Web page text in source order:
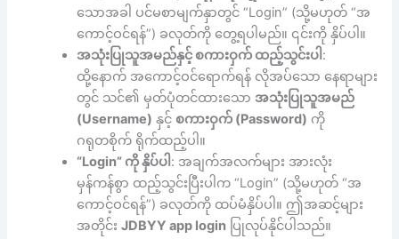
သောအခါ ပင်မစာမျက်နှာတွင် “Login” (သို့မဟုတ် “အ
ကောင့်ဝင်ရန်”) ခလုတ်ကို တွေ့ရပါမည်။ ၎င်းကို နှိပ်ပါ။
အသုံးပြုသူအမည်နှင့် စကားဝှက် ထည့်သွင်းပါ :
ထို့နောက် အကောင့်ဝင်ရောက်ရန် လိုအပ်သော နေရာများ
တွင် သင်၏ မှတ်ပုံတင်ထားသော အသုံးပြုသူအမည်
(Username) နှင့် စကားဝှက် (Password) ကို
ဂရုတစိုက် ရိုက်ထည့်ပါ။
“Login” ကို နှိပ်ပါ : အချက်အလက်များ အားလုံး
မှန်ကန်စွာ ထည့်သွင်းပြီးပါက “Login” (သို့မဟုတ် “အ
ကောင့်ဝင်ရန်”) ခလုတ်ကို ထပ်မံနှိပ်ပါ။ ဤအဆင့်များ
အတိုင်းJDBYY app login ပြုလုပ်နိုင်ပါသည်။